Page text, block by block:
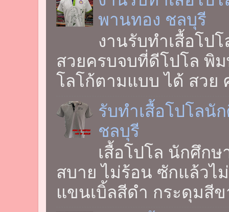
พานทอง ชลบุรี
งานรับทำเสื้อโป
สวยครบจบที่ดีโปโล พิ
โลโก้ตามแบบ ได้ สวย
รับทำเสื้อโปโลนั
ชลบุรี
เสื้อโปโล นักศึกษ
สบาย ไม่ร้อน ซักแล้วไ
แขนเบิ้ลสีดำ กระดุมสีข